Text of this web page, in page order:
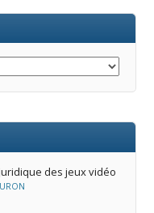
des jeux vidéo